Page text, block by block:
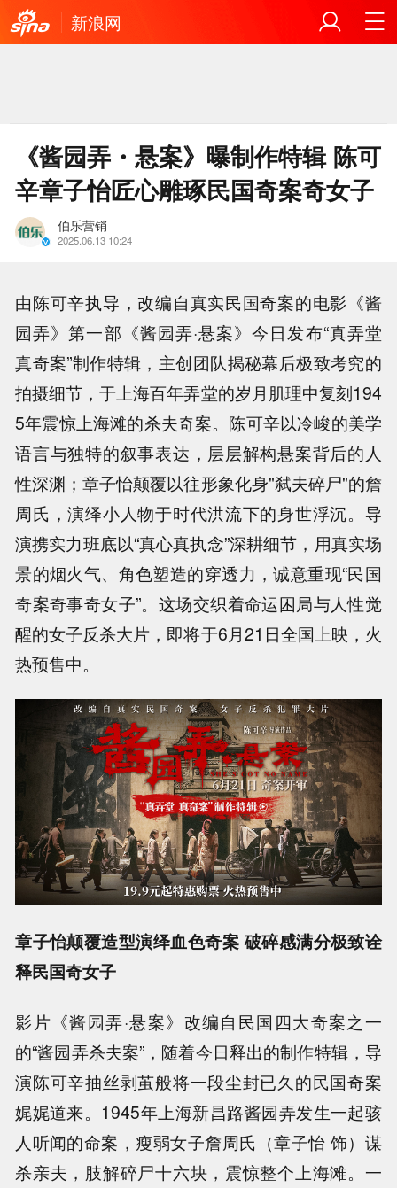
新浪网
《酱园弄・悬案》曝制作特辑 陈可
辛章子怡匠心雕琢民国奇案奇女子
伯乐营销
2025.06.13 10:24
由陈可辛执导，改编自真实民国奇案的电影《酱
园弄》第一部《酱园弄·悬案》今日发布“真弄堂
真奇案”制作特辑，主创团队揭秘幕后极致考究的
拍摄细节，于上海百年弄堂的岁月肌理中复刻194
5年震惊上海滩的杀夫奇案。陈可辛以冷峻的美学
语言与独特的叙事表达，层层解构悬案背后的人
性深渊；章子怡颠覆以往形象化身"弑夫碎尸"的詹
周氏，演绎小人物于时代洪流下的身世浮沉。导
演携实力班底以“真心真执念”深耕细节，用真实场
景的烟火气、角色塑造的穿透力，诚意重现“民国
奇案奇事奇女子”。这场交织着命运困局与人性觉
醒的女子反杀大片，即将于6月21日全国上映，火
热预售中。
章子怡颠覆造型演绎血色奇案 破碎感满分极致诠
释民国奇女子
影片《酱园弄·悬案》改编自民国四大奇案之一
的“酱园弄杀夫案”，随着今日释出的制作特辑，导
演陈可辛抽丝剥茧般将一段尘封已久的民国奇案
娓娓道来。1945年上海新昌路酱园弄发生一起骇
人听闻的命案，瘦弱女子詹周氏（章子怡 饰）谋
杀亲夫，肢解碎尸十六块，震惊整个上海滩。一